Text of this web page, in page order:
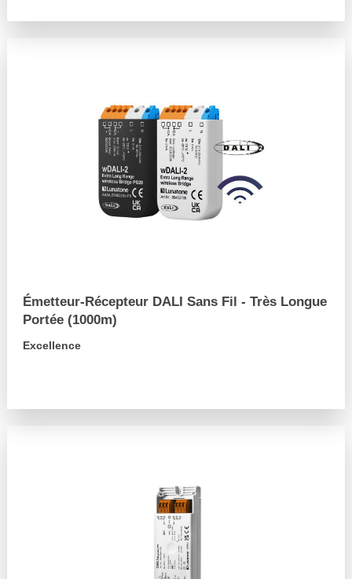
Émetteur-Récepteur DALI Sans Fil - Très Longue
Portée (1000m)
Excellence